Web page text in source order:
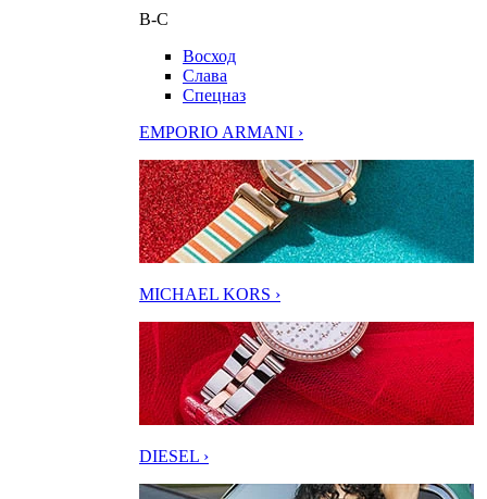
В-С
Восход
Слава
Спецназ
EMPORIO ARMANI ›
MICHAEL KORS ›
DIESEL ›